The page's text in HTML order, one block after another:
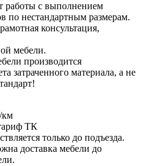
работы с выполнением
по нестандартным размерам.
консультация,
мебели.
производится
затраченного материала, а не
км
ТК
только до подъезда.
доставка мебели до